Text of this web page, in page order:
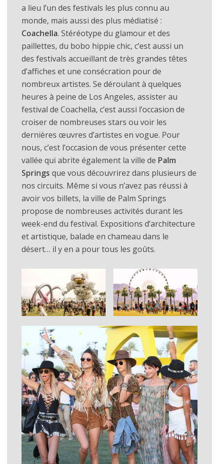
a lieu l’un des festivals les plus connu au
monde, mais aussi des plus médiatisé :
Coachella. Stéréotype du glamour et des
paillettes, du bobo hippie chic, c’est aussi un
des festivals accueillant de très grandes têtes
d’affiches et une consécration pour de
nombreux artistes. Se déroulant à quelques
heures à peine de Los Angeles, assister au
festival de Coachella, c’est aussi l’occasion de
croiser de nombreuses stars ou voir les
dernières œuvres d’artistes en vogue. Pour
nous, c’est l’occasion de vous présenter cette
vallée qui abrite également la ville de Palm
Springs que vous découvrirez dans plusieurs de
nos circuits. Même si vous n’avez pas réussi à
avoir vos billets, la ville de Palm Springs
propose de nombreuses activités durant les
week-end du festival. Expositions d’architecture
et artistique, balade en chameau dans le
désert… il y en a pour tous les goûts.